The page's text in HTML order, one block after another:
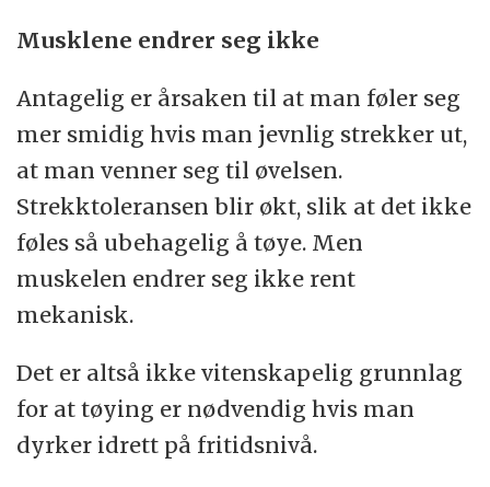
Musklene endrer seg ikke
Antagelig er årsaken til at man føler seg
mer smidig hvis man jevnlig strekker ut,
at man venner seg til øvelsen.
Strekktoleransen blir økt, slik at det ikke
føles så ubehagelig å tøye. Men
muskelen endrer seg ikke rent
mekanisk.
Det er altså ikke vitenskapelig grunnlag
for at tøying er nødvendig hvis man
dyrker idrett på fritidsnivå.